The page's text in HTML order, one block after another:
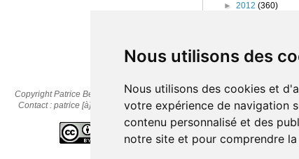
Nous utilisons des
Nous utilisons des cookies et
votre expérience de navigation
contenu personnalisé et des
notre site et pour comprendre
► 2012 (360)
Copyright Patrice Bernard © 2010-2025
Contact : patrice [à] cestpasmonidee.fr